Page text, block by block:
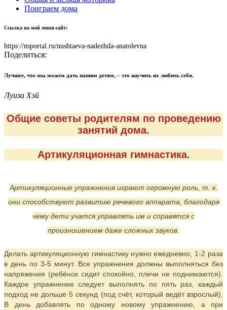
Поиграем дома
Ссылка на мой мини-сайт:
https://nsportal.ru/nushtaeva-nadezhda-anatolevna
Поделиться:
Лучшее, что мы можем дать нашим детям, – это научить их любить себя.
Луиза Хэй
Общие советы родителям по проведению
занятий дома.
Артикуляционная гимнастика.
Артикуляционные упражнения играют огромную роль, т. к.
они способствуют развитию речевого аппарата, благодаря
чему дети учатся управлять им и справятся с
произношением даже сложных звуков.
Делать артикуляционную гимнастику нужно ежедневно, 1-2 раза
в день по 3-5 минут. Все упражнения должны выполняться без
напряжения (ребёнок сидит спокойно, плечи не поднимаются).
Каждое упражнение следует выполнять по пять раз, каждый
подход не дольше 5 секунд (под счёт, который ведёт взрослый).
В день добавлять по одному новому упражнению, а при